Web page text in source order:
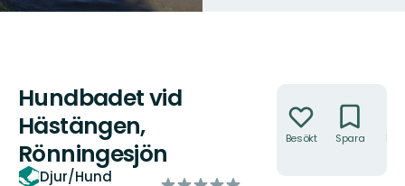
Hundbadet vid
Hästängen,
Rönningesjön
Djur/Hund
Besökt Spara